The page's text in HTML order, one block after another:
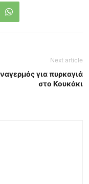
Next article
για πυρκαγιά
στο Κουκάκι